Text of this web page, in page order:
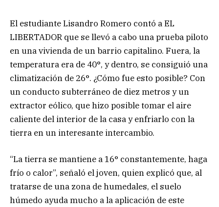
El estudiante Lisandro Romero contó a EL
LIBERTADOR que se llevó a cabo una prueba piloto
en una vivienda de un barrio capitalino. Fuera, la
temperatura era de 40°, y dentro, se consiguió una
climatización de 26°. ¿Cómo fue esto posible? Con
un conducto subterráneo de diez metros y un
extractor eólico, que hizo posible tomar el aire
caliente del interior de la casa y enfriarlo con la
tierra en un interesante intercambio.
“La tierra se mantiene a 16° constantemente, haga
frío o calor”, señaló el joven, quien explicó que, al
tratarse de una zona de humedales, el suelo
húmedo ayuda mucho a la aplicación de este